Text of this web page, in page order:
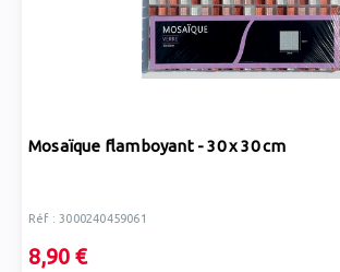
Mosaïque flamboyant - 30 x 30 cm
Réf : 3000240459061
8,90 €